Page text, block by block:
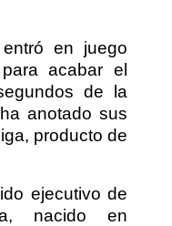
en juego
acabar el
de la
anotado sus
producto de
ejecutivo de
nacido en